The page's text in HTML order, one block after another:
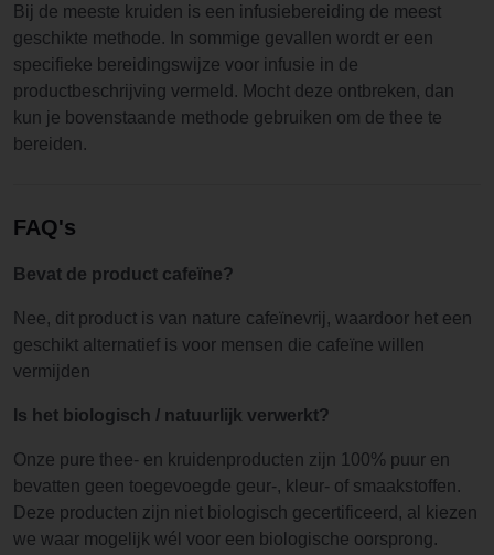
Bij de meeste kruiden is een infusiebereiding de meest
geschikte methode. In sommige gevallen wordt er een
specifieke bereidingswijze voor infusie in de
productbeschrijving vermeld. Mocht deze ontbreken, dan
kun je bovenstaande methode gebruiken om de thee te
bereiden.
FAQ's
Bevat de product cafeïne?
Nee, dit product is van nature cafeïnevrij, waardoor het een
geschikt alternatief is voor mensen die cafeïne willen
vermijden
Is het biologisch / natuurlijk verwerkt?
Onze pure thee- en kruidenproducten zijn 100% puur en
bevatten geen toegevoegde geur-, kleur- of smaakstoffen.
Deze producten zijn niet biologisch gecertificeerd, al kiezen
we waar mogelijk wél voor een biologische oorsprong.